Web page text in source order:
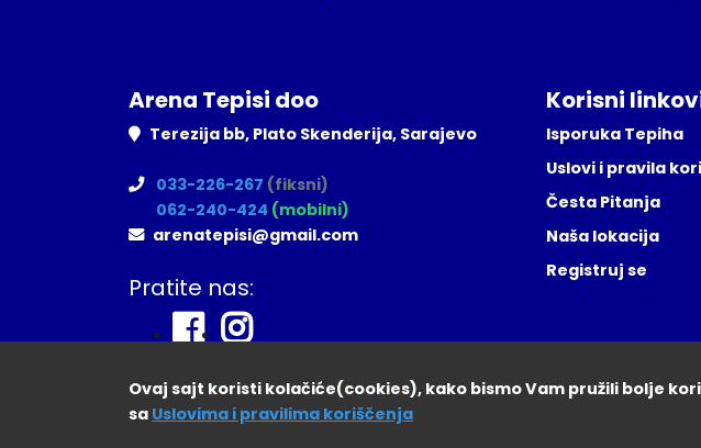
Arena Tepisi doo
Terezija bb, Plato Skenderija, Sarajevo
033-226-267 (fiksni)
062-240-424 (mobilni)
arenatepisi@gmail.com
Pratite nas:
Korisni
Isporuka Tepiha
Uslovi i pravila
Česta Pitanja
Naša lokacija
Registruj se
Ovaj sajt koristi kolačiće(cookies), kako bismo Vam pružili bolje
sa Uslovima i pravilima koriščenja